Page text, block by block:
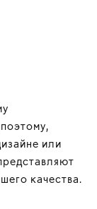
или
качества.